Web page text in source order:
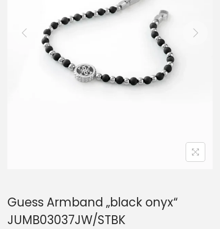
i
o
Guess Armband „black onyx“
JUMB03037JW/STBK